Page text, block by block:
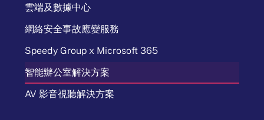
雲端及數據中心
網絡安全事故應變服務
Speedy Group x Microsoft 365
智能辦公室解決方案
AV 影音視聽解決方案